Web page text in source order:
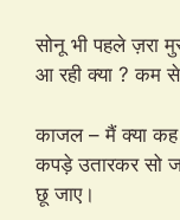
सोनू भी पहले ज़रा
आ रही क्या ? कम
काजल – मैं क्या कह
कपड़े उतारकर सो
छू जाए।